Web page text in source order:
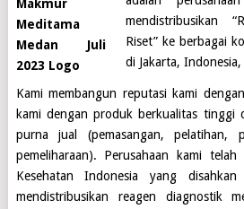
mendistribusikan
Riset” ke berbagai
di Jakarta,
Kami membangun reputasi kami
kami dengan produk berkualitas tinggi
purna jual (pemasangan, pelatihan,
pemeliharaan). Perusahaan kami
Kesehatan Indonesia yang
mendistribusikan reagen diagnostik